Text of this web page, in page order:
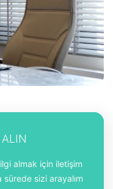
almak için iletişim
sizi arayalım